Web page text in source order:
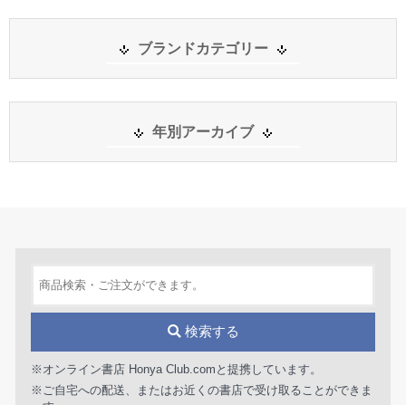
ブランドカテゴリー
年別アーカイブ
検索する
※オンライン書店 Honya Club.comと提携しています。
※ご自宅への配送、またはお近くの書店で受け取ることができま